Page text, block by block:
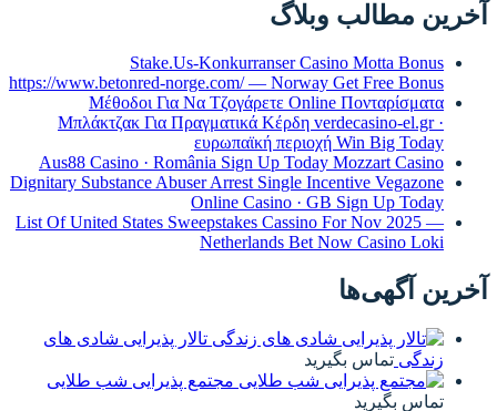
آخرین مطالب وبلاگ
Stake.Us-Konkurranser Casino Motta Bonus
https://www.betonred-norge.com/ — Norway Get Free Bonus
Μέθοδοι Για Να Τζογάρετε Online Πονταρίσματα
Μπλάκτζακ Για Πραγματικά Κέρδη verdecasino-el.gr ·
ευρωπαϊκή περιοχή Win Big Today
Aus88 Casino · România Sign Up Today Mozzart Casino
Dignitary Substance Abuser Arrest Single Incentive Vegazone
Online Casino · GB Sign Up Today
List Of United States Sweepstakes Cassino For Nov 2025 —
Netherlands Bet Now Casino Loki
آخرین آگهی‌ها
تالار پذیرایی شادی های
زندگی تماس بگیرید
مجتمع پذیرایی شب طلایی
تماس بگیرید